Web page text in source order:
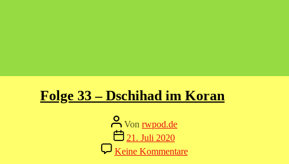
Folge 33 – Dschihad im Koran
Beitragsautor
Von rwpod.de
Veröffentlichungsdatum
21. Juli 2020
Keine Kommentarezu
Folge